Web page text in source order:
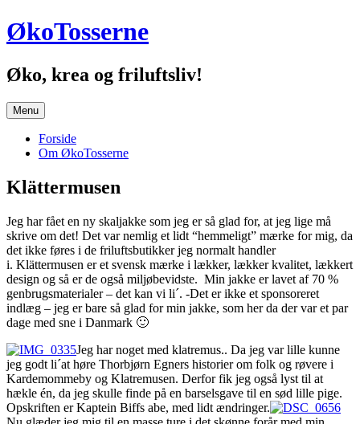
Hop
til
ØkoTosserne
Øko, krea og friluftsliv!
Menu
Forside
Om ØkoTosserne
Klättermusen
Jeg har fået en ny skaljakke som jeg er så glad for, at jeg lige må
skrive om det! Det var nemlig et lidt “hemmeligt” mærke for mig, da
det ikke føres i de friluftsbutikker jeg normalt handler
i. Klättermusen er et svensk mærke i lækker, lækker kvalitet, lækkert
design og så er de også miljøbevidste. Min jakke er lavet af 70 %
genbrugsmaterialer – det kan vi li´. -Det er ikke et sponsoreret
indlæg – jeg er bare så glad for min jakke, som her da der var et par
dage med sne i Danmark 🙂
Jeg har noget med klatremus.. Da jeg var lille kunne
jeg godt li´at høre Thorbjørn Egners historier om folk og røvere i
Kardemommeby og Klatremusen. Derfor fik jeg også lyst til at
hækle én, da jeg skulle finde på en barselsgave til en sød lille pige.
Opskriften er Kaptein Biffs abe, med lidt ændringer.